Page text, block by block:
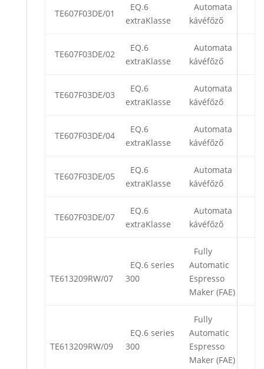
TE607F03DE/01
EQ.6
extraKlasse
Automata
kávéfőző
TE607F03DE/02
EQ.6
extraKlasse
Automata
kávéfőző
TE607F03DE/03
EQ.6
extraKlasse
Automata
kávéfőző
TE607F03DE/04
EQ.6
extraKlasse
Automata
kávéfőző
TE607F03DE/05
EQ.6
extraKlasse
Automata
kávéfőző
TE607F03DE/07
EQ.6
extraKlasse
Automata
kávéfőző
TE613209RW/07
EQ.6 series
300
Fully
Automatic
Espresso
Maker (FAE)
TE613209RW/09
EQ.6 series
300
Fully
Automatic
Espresso
Maker (FAE)